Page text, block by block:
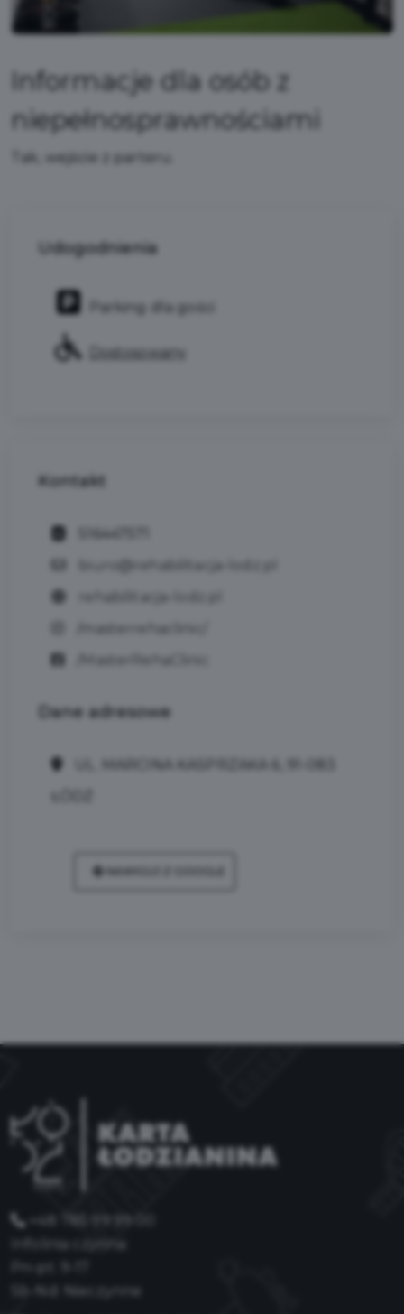
Informacje dla osób z
niepełnosprawnościami
Tak, wejście z parteru.
Udogodnienia
Parking dla gości
Dostosowany
Kontakt
516447571
rehabilitacja-lodz.pl
/masterrehaclinic/
Dane adresowe
+48 785 99 99 00
Infolinia czynna:
Sb-Nd: Nieczynne